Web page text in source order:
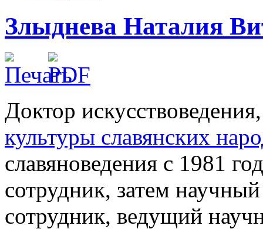
Злыднева Наталия
Доктор
культуры славянских
славяноведения с 1981
сотрудник, затем
сотрудник, ведущий